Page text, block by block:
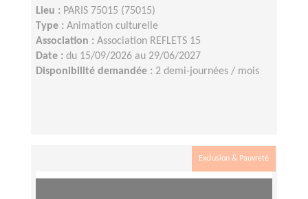
Lieu : PARIS 75015 (75015)
Type : Animation culturelle
Association : Association REFLETS 15
Date : du 15/09/2026 au 29/06/2027
Disponibilité demandée : 2 demi-journées / mois
Exclusion & Pauvreté